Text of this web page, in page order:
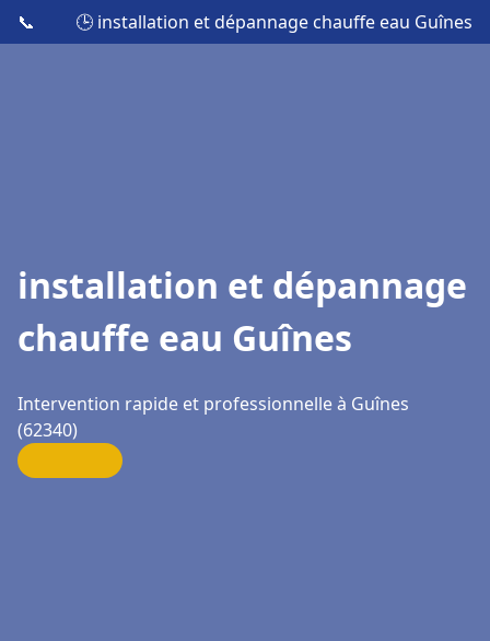
📞 🕒 installation et dépannage chauffe eau Guînes
installation et dépannage
chauffe eau Guînes
Intervention rapide et professionnelle à Guînes
(62340)